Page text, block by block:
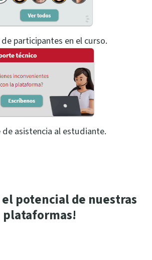
participantes en el curso.
de asistencia al estudiante.
el potencial de nuestras
plataformas!